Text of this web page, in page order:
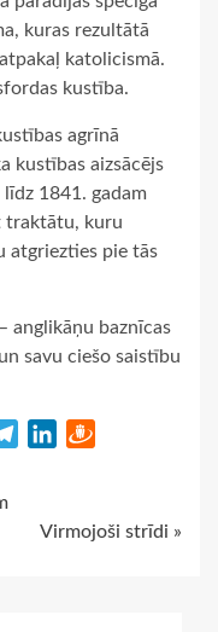
kuras rezultātā
katolicismā.
kustība.
agrīnā
kustības aizsācējs
1841. gadam
traktātu, kuru
atgriezties pie tās
anglikāņu baznīcas
savu ciešo saistību
TelegramLinkedIn
Virmojoši strīdi »